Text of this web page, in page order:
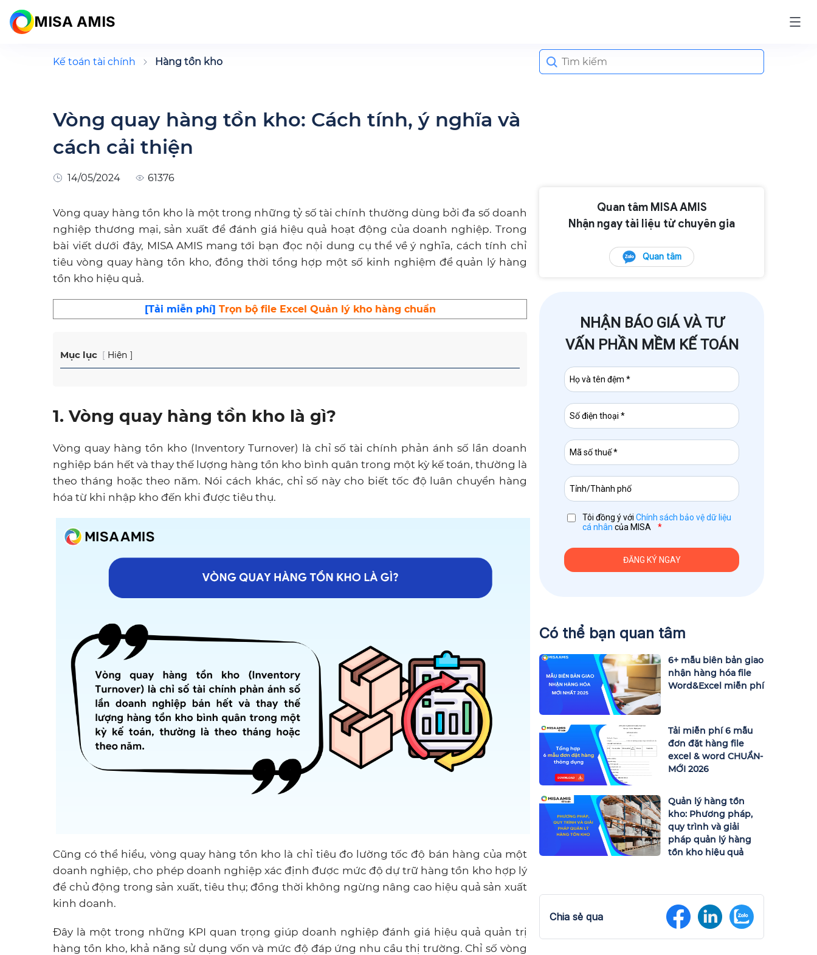
MISA AMIS
Kế toán tài chính Hàng tồn kho
Search
for:
Vòng quay hàng tồn kho: Cách tính, ý nghĩa và
cách cải thiện
14/05/2024 61376
Vòng quay hàng tồn kho là một trong những tỷ số tài chính thường dùng bởi đa số doanh
nghiệp thương mại, sản xuất để đánh giá hiệu quả hoạt động của doanh nghiệp. Trong
bài viết dưới đây, MISA AMIS mang tới bạn đọc nội dung cụ thể về ý nghĩa, cách tính chỉ
tiêu vòng quay hàng tồn kho, đồng thời tổng hợp một số kinh nghiệm để quản lý hàng
tồn kho hiệu quả.
[Tải miễn phí] Trọn bộ file Excel Quản lý kho hàng chuẩn
Mục lục Hiện
1. Vòng quay hàng tồn kho là gì?
Vòng quay hàng tồn kho (Inventory Turnover) là chỉ số tài chính phản ánh số lần doanh
nghiệp bán hết và thay thế lượng hàng tồn kho bình quân trong một kỳ kế toán, thường là
theo tháng hoặc theo năm. Nói cách khác, chỉ số này cho biết tốc độ luân chuyển hàng
hóa từ khi nhập kho đến khi được tiêu thụ.
Cũng có thể hiểu, vòng quay hàng tồn kho là chỉ tiêu đo lường tốc độ bán hàng của một
doanh nghiệp, cho phép doanh nghiệp xác định được mức độ dự trữ hàng tồn kho hợp lý
để chủ động trong sản xuất, tiêu thụ; đồng thời không ngừng nâng cao hiệu quả sản xuất
kinh doanh.
Đây là một trong những KPI quan trọng giúp doanh nghiệp đánh giá hiệu quả quản trị
hàng tồn kho, khả năng sử dụng vốn và mức độ đáp ứng nhu cầu thị trường. Chỉ số vòng
Quan tâm MISA AMIS
Nhận ngay tài liệu từ chuyên gia
Quan tâm
NHẬN BÁO GIÁ VÀ TƯ
VẤN PHẦN MỀM KẾ TOÁN
Tôi đồng ý với Chính sách bảo vệ dữ liệu
cá nhân của MISA *
Có thể bạn quan tâm
6+ mẫu biên bản giao
nhận hàng hóa file
Word&Excel miễn phí
Tải miễn phí 6 mẫu
đơn đặt hàng file
excel & word CHUẨN-
MỚI 2026
Quản lý hàng tồn
kho: Phương pháp,
quy trình và giải
pháp quản lý hàng
tồn kho hiệu quả
Chia sẻ qua